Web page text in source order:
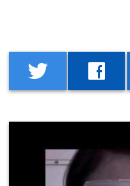
twitter facebook